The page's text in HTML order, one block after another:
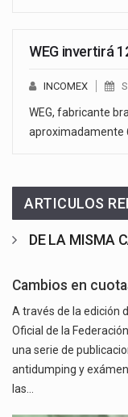
WEG invertirá
INCOMEX
WEG, fabricante
aproximadamente
ARTICULOS
DE LA MISMA
Cambios en
A través de la edición
Oficial de la
una serie de
antidumping y
las…